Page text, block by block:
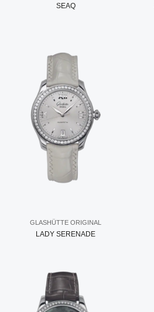
SEAQ
GLASHÜTTE ORIGINAL
LADY SERENADE